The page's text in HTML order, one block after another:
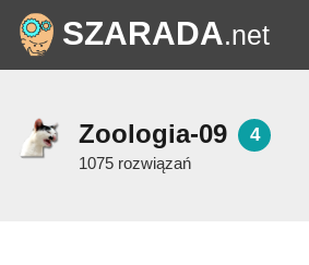
SZARADA.net
Zoologia-09 4
1075 rozwiązań